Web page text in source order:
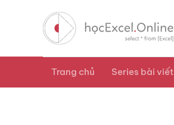
Trang chủ Series bài viết